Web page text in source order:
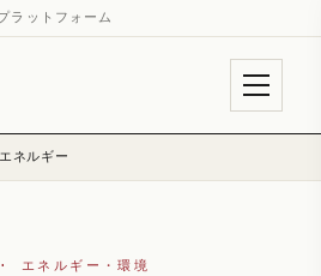
ラットフォーム
エネルギー
ネルギー・環境